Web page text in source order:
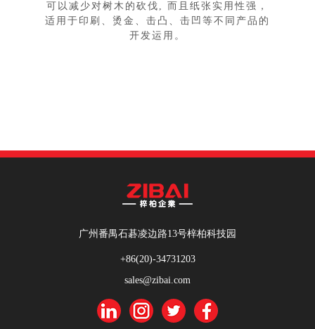
可以减少对树木的砍伐, 而且纸张实用性强，
适用于印刷、烫金、击凸、击凹等不同产品的
开发运用。
广州番禺石碁凌边路13号梓柏科技园
+86(20)-34731203
sales@zibai.com